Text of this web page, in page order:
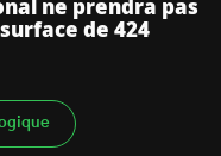
ne prendra pas
de 424